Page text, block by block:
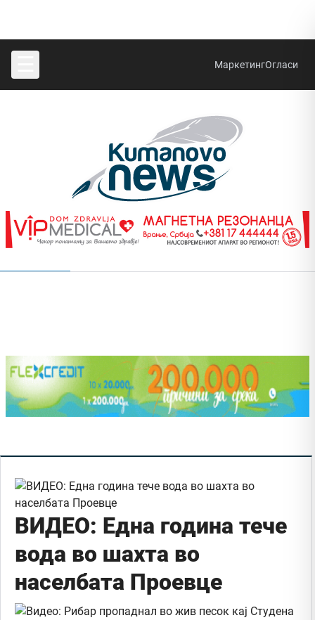
МаркетингОгласи
ВИДЕО: Една година тече
вода во шахта во
населбата Проевце